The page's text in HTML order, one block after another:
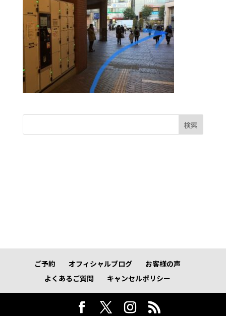
検索
ご予約 オフィシャルブログ
お客様の声
よくあるご質問
キャンセルポリシー